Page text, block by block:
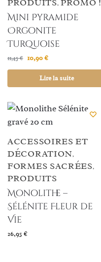
PRODUITS,PROMO !
Mini Pyramide
Orgonite
Turquoise
11,45€ 10,90€
Lire la suite
ACCESSOIRES ET
DÉCORATION,
FORMES SACRÉES,
PRODUITS
Monolithe –
Sélénite Fleur de
Vie
26,95 €